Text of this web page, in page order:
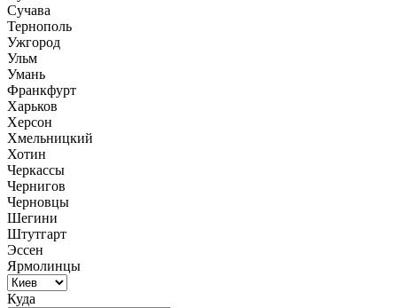
Сучава
Тернополь
Ужгород
Ульм
Умань
Франкфурт
Харьков
Херсон
Хмельницкий
Хотин
Черкассы
Чернигов
Черновцы
Шегини
Штутгарт
Эссен
Ярмолинцы
Куда